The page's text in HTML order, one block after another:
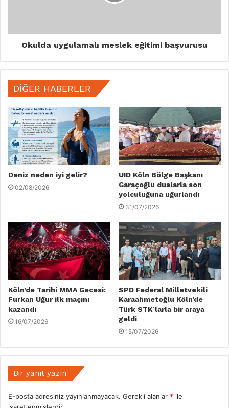
Okulda uygulamalı meslek eğitimi başvurusu
DIĞER HABERLER
Deniz neden iyi gelir?
02/08/2026
UID Köln Bölge Başkanı
Garaçoğlu dualarla son
yolculuğuna uğurlandı
31/07/2026
Köln’de Tarihi MMA Gecesi:
Furkan Uğur ilk maçını
kazandı
16/07/2026
SPD Federal Milletvekili
Karaahmetoğlu Köln’de
Türk STK’larla bir araya
geldi
15/07/2026
Bir yanıt yazın
E-posta adresiniz yayınlanmayacak. Gerekli alanlar * ile